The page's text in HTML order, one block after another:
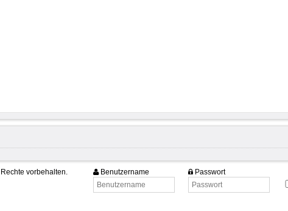
vorbehalten. Benutzername
Passwort